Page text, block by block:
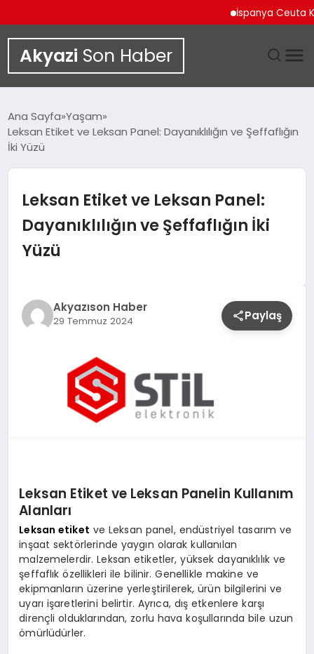
İspanya Ceuta
Akyazi Son Haber
SIYASET
SPOR
YAŞAM
Ana Sayfa Yaşam
Leksan Etiket ve Leksan Panel: Dayanıklılığın ve Şeffaflığın
İki Yüzü
Leksan Etiket ve Leksan Panel:
Dayanıklılığın ve Şeffaflığın İki
Yüzü
Akyazıson Haber
29 Temmuz 2024 Paylaş
Leksan Etiket ve Leksan Panelin Kullanım
Alanları
Leksan etiket ve Leksan panel, endüstriyel tasarım ve
inşaat sektörlerinde yaygın olarak kullanılan
malzemelerdir. Leksan etiketler, yüksek dayanıklılık ve
şeffaflık özellikleri ile bilinir. Genellikle makine ve
ekipmanların üzerine yerleştirilerek, ürün bilgilerini ve
uyarı işaretlerini belirtir. Ayrıca, dış etkenlere karşı
dirençli olduklarından, zorlu hava koşullarında bile uzun
ömürlüdürler.